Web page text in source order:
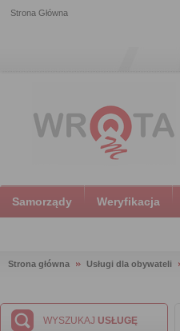
Strona Główna
Samorządy Weryfikacja
Strona główna Usługi dla obywateli
WYSZUKAJ USŁUGĘ